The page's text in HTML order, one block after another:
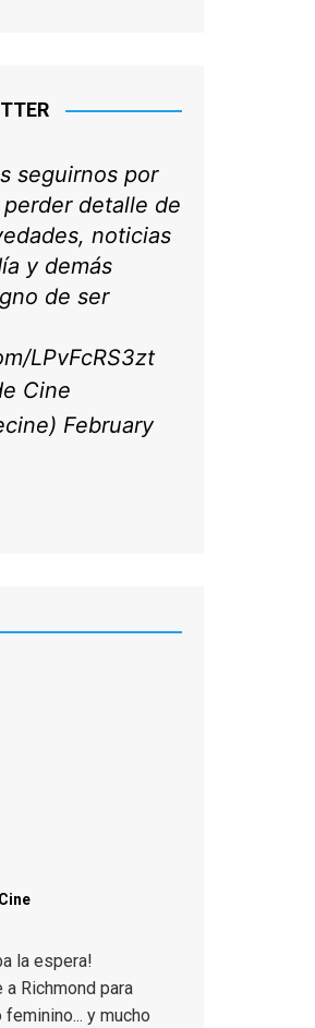
seguirnos por
detalle de
noticias
y demás
de ser
LPvFcRS3zt
Cine
February
la espera!
a Richmond para
y mucho